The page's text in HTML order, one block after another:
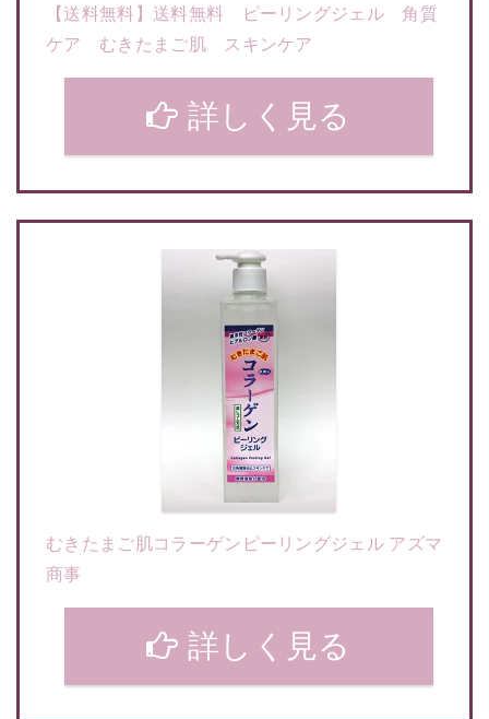
【送料無料】送料無料 ピーリングジェル 角質
ケア むきたまご肌 スキンケア
詳しく見る
むきたまご肌コラーゲンピーリングジェル アズマ
商事
詳しく見る